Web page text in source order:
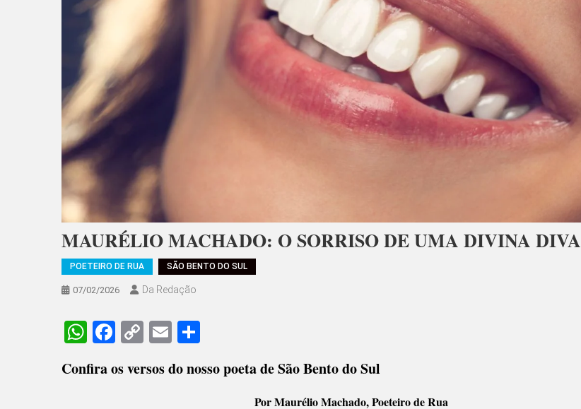
MAURÉLIO MACHADO: O SORRISO DE UMA DIVINA DIVA
POETEIRO DE RUA SÃO BENTO DO SUL
07/02/2026 Da Redação
WhatsApp
Facebook
CopyEmail
Confira os versos do nosso poeta de São Bento do Sul
Por Maurélio Machado, Poeteiro de Rua